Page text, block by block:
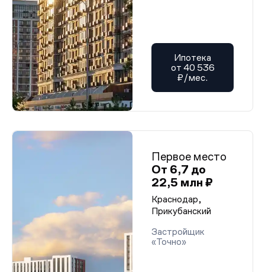
Ипотека
от 40 536
₽/мес.
Первое место
От 6,7 до
22,5 млн ₽
Краснодар,
Прикубанский
Застройщик
«Точно»